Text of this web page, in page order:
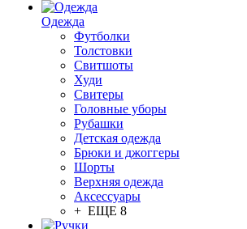
Одежда
Футболки
Толстовки
Свитшоты
Худи
Свитеры
Головные уборы
Рубашки
Детская одежда
Брюки и джоггеры
Шорты
Верхняя одежда
Аксессуары
+ ЕЩЕ 8